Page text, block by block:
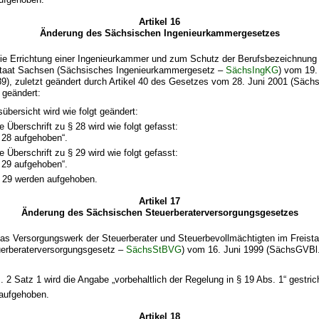
Artikel 16
Änderung des Sächsischen Ingenieurkammergesetzes
Errichtung einer Ingenieurkammer und zum Schutz der Berufsbezeichnung
Sachsen (Sächsisches Ingenieurkammergesetz –SächsIngKG) vom
zuletzt geändert durch Artikel 40 des Gesetzes vom 28. Juni 2001
wird wie folgt geändert:
Überschrift zu § 28 wird wie folgt gefasst:
28 aufgehoben“.
Überschrift zu § 29 wird wie folgt gefasst:
29 aufgehoben“.
werden aufgehoben.
Artikel 17
Änderung des Sächsischen Steuerberaterversorgungsgesetzes
Versorgungswerk der Steuerberater und Steuerbevollmächtigten im
–SächsStBVG) vom 16. Juni 1999
2 Satz 1 wird die Angabe „vorbehaltlich der Regelung in § 19 Abs. 1“
Artikel 18